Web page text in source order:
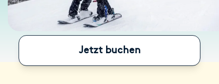
Jetzt buchen